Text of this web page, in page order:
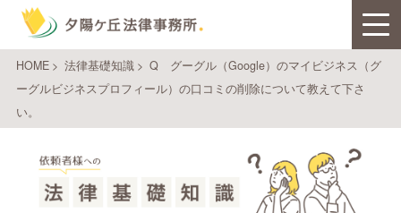
HOME> 法律基礎知識> Q グーグル（Google）のマイビジネス（グ
ーグルビジネスプロフィール）の口コミの削除について教えて下さ
い。